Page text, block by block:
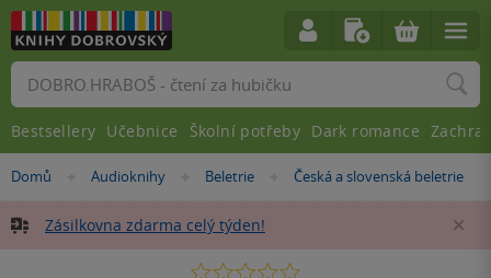
Nacházíte
zde:
Domů »Audioknihy »
Beletrie »
Česká a slovenská beletrie
Zásilkovna zdarma celý týden!
0.0
Vyhledávání
Bestsellery Učebnice Školní potřeby Dark romance